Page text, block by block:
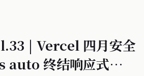
| Vercel 四月安全
auto 终结响应式图片